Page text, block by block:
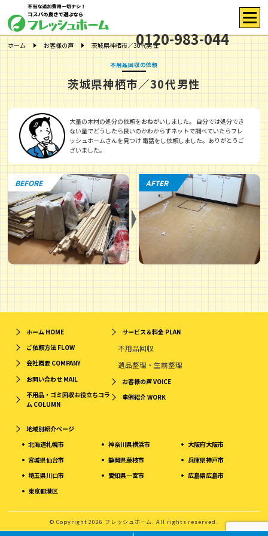
0120-983-044
ホーム お客様の声 茨城県神栖市／30代男性
不用品回収の依頼
茨城県神栖市／30代男性
大量の木材の処分の依頼をおねがいしました。 自分では処分でき
ない量でどうしたら良いのかわからずネットで調べていたらフレ
ッシュホームさんを見つけ 電話をし依頼しました。ありがとうご
ざいました。
BEFORE AFTER
ホーム HOME
ご依頼方法 FLOW
会社概要 COMPANY
お問い合わせ MAIL
不用品・ゴミ回収お役立ちコラ
ム COLUMN
サービス＆料金 PLAN
不用品回収
遺品整理・生前整理
お客様の声VOICE
事例紹介WORK
地域別紹介ページ
北海道札幌市
宮城県仙台市
埼玉県川口市
東京都港区
神奈川県横浜市
静岡県藤枝市
愛知県一宮市
大阪府大阪市
兵庫県神戸市
広島県広島市
© Copyright 2026 フレッシュホーム. All rights reserved.